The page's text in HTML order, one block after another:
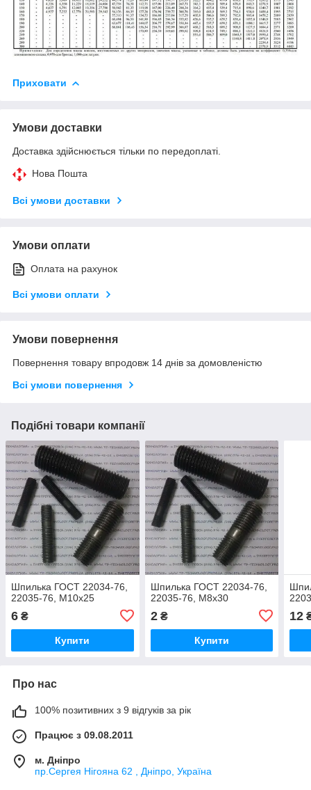
Приховати
Умови доставки
Доставка здійснюється тільки по передоплаті.
Нова Пошта
Всі умови доставки
Умови оплати
Оплата на рахунок
Всі умови оплати
Умови повернення
Повернення товару впродовж 14 днів за домовленістю
Всі умови повернення
Подібні товари компанії
Шпилька ГОСТ 22034-76,
22035-76, М10х25
6 ₴
Купити
Шпилька ГОСТ 22034-76,
22035-76, М8х30
2₴
Купити
12
Про нас
100% позитивних з 9 відгуків за рік
Працює з 09.08.2011
м. Дніпро
пр.Сергея Нігояна 62 , Дніпро, Україна